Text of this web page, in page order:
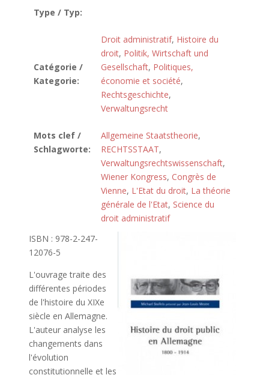
Type / Typ:
Catégorie /
Kategorie:
Droit administratif, Histoire du
droit, Politik, Wirtschaft und
Gesellschaft, Politiques,
économie et société,
Rechtsgeschichte,
Verwaltungsrecht
Mots clef /
Schlagworte:
Allgemeine Staatstheorie,
RECHTSSTAAT,
Verwaltungsrechtswissenschaft,
Wiener Kongress, Congrès de
Vienne, L'Etat du droit, La théorie
générale de l'Etat, Science du
droit administratif
ISBN : 978-2-247-
12076-5
L'ouvrage traite des
différentes périodes
de l'histoire du XIXe
siècle en Allemagne.
L'auteur analyse les
changements dans
l'évolution
constitutionnelle et les